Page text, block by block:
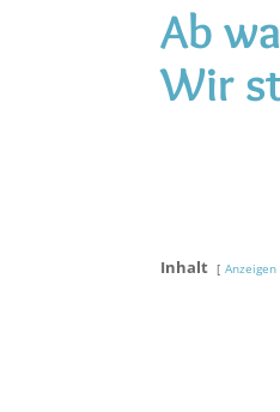
Ab
Wir
Inhalt Anzeigen